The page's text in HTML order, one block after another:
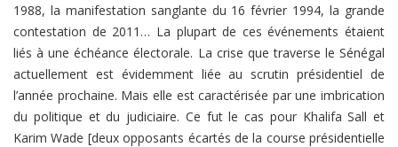
1988, la manifestation sanglante du 16 février 1994, la grande
contestation de 2011… La plupart de ces événements étaient
liés à une échéance électorale. La crise que traverse le Sénégal
actuellement est évidemment liée au scrutin présidentiel de
l’année prochaine. Mais elle est caractérisée par une imbrication
du politique et du judiciaire. Ce fut le cas pour Khalifa Sall et
Karim Wade [deux opposants écartés de la course présidentielle